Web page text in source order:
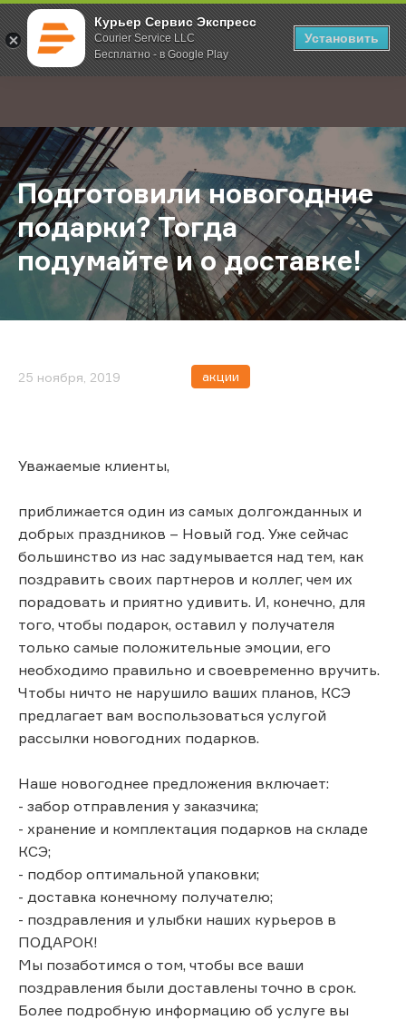
Курьер Сервис Экспресс
Courier Service LLC
Бесплатно - в Google Play
Установить
; Главная О компании Новости Подготовили новогодние
Подготовили новогодние
подарки? Тогда
подумайте и о доставке!
25 ноября, 2019 акции
Уважаемые клиенты,
приближается один из самых долгожданных и
добрых праздников – Новый год. Уже сейчас
большинство из нас задумывается над тем, как
поздравить своих партнеров и коллег, чем их
порадовать и приятно удивить. И, конечно, для
того, чтобы подарок, оставил у получателя
только самые положительные эмоции, его
необходимо правильно и своевременно вручить.
Чтобы ничто не нарушило ваших планов, КСЭ
предлагает вам воспользоваться услугой
рассылки новогодних подарков.
Наше новогоднее предложения включает:
- забор отправления у заказчика;
- хранение и комплектация подарков на складе
КСЭ;
- подбор оптимальной упаковки;
- доставка конечному получателю;
- поздравления и улыбки наших курьеров в
ПОДАРОК!
Мы позаботимся о том, чтобы все ваши
поздравления были доставлены точно в срок.
Более подробную информацию об услуге вы